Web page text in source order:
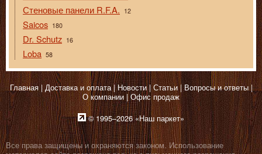
Стеновые панели R.F.A. 12
Saicos 180
Dr. Schutz 16
Loba 58
Главная Доставка и оплата Новости Статьи
Вопросы и ответы
О компании Офис продаж
© 1995–2026 «Наш паркет»
Все права защищены и охраняются законом. Использование